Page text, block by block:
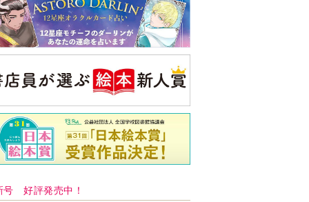
結婚1か月で離婚を決めました。本当に
よかったのでしょうか
見知らぬ女性からの悪意 どうしたらよ
いか
公論新社の本
町田そのこ 著